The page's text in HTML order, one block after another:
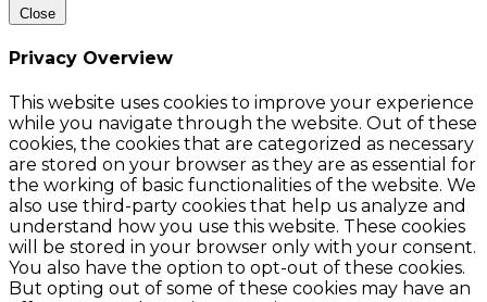
Close
Privacy Overview
This website uses cookies to improve your experience
while you navigate through the website. Out of these
cookies, the cookies that are categorized as necessary
are stored on your browser as they are as essential for
the working of basic functionalities of the website. We
also use third-party cookies that help us analyze and
understand how you use this website. These cookies
will be stored in your browser only with your consent.
You also have the option to opt-out of these cookies.
But opting out of some of these cookies may have an